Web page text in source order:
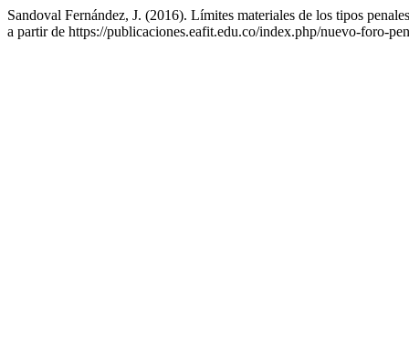
Sandoval Fernández, J. (2016). Límites materiales de los tipos
a partir de https://publicaciones.eafit.edu.co/index.php/nuevo-foro-